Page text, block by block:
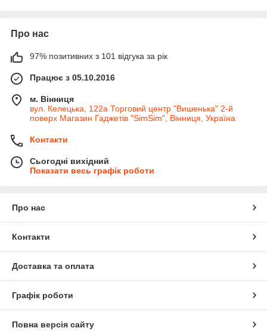
Про нас
97% позитивних з 101 відгука за рік
Працює з 05.10.2016
м. Вінниця
вул. Келецька, 122а Торговий центр "Вишенька" 2-й
поверх Магазин Гаджетів "SimSim", Вінниця, Україна
Контакти
Сьогодні вихідний
Показати весь графік роботи
Про нас
Контакти
Доставка та оплата
Графік роботи
Повна версія сайту